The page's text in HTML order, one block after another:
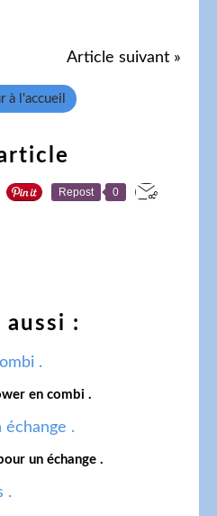
Article suivant »
à l'accueil
Repost 0
aussi :
en combi .
un échange .